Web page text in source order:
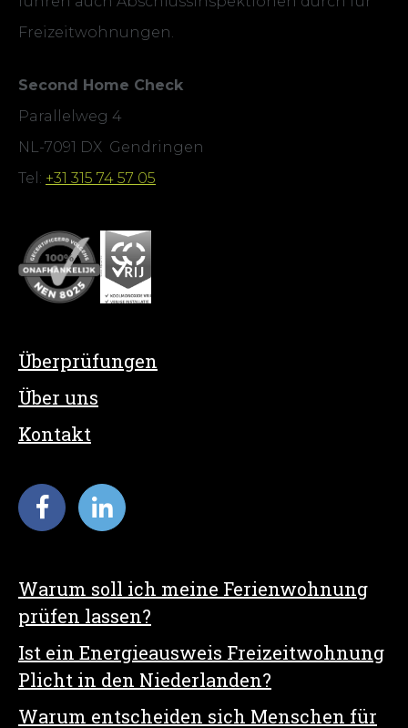
Freizeitwohnungen.
Second Home Check
Parallelweg 4
NL-7091 DX Gendringen
Tel: +31 315 74 57 05
Überprüfungen
Über uns
Kontakt
Warum soll ich meine Ferienwohnung
prüfen lassen?
Ist ein Energieausweis Freizeitwohnung
Plicht in den Niederlanden?
Warum entscheiden sich Menschen für